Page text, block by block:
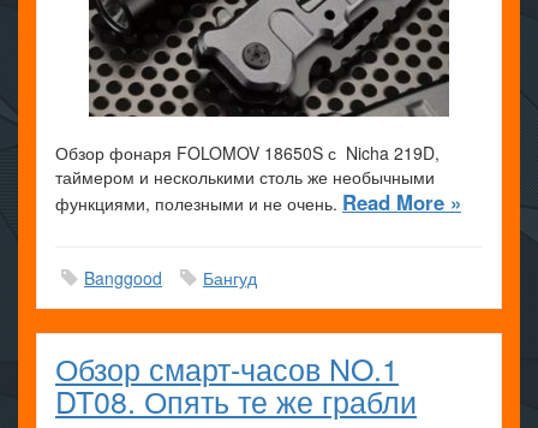
Обзор фонаря FOLOMOV 18650S с Nicha 219D,
таймером и несколькими столь же необычными
функциями, полезными и не очень. Read More »
Banggood Бангуд
Обзор смарт-часов NO.1
DT08. Опять те же грабли